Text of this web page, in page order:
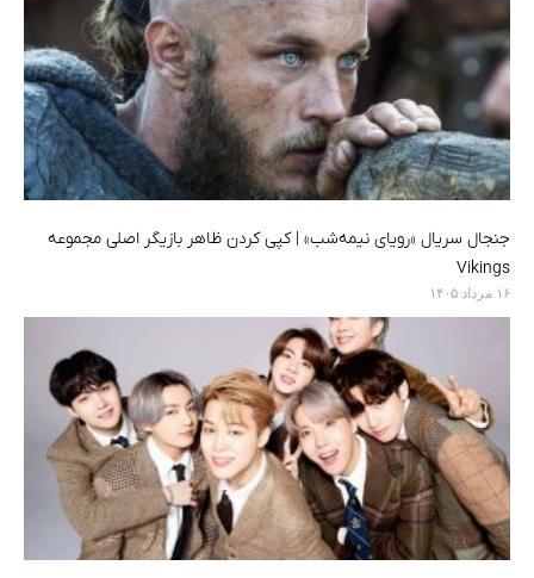
جنجال سریال «رویای نیمه‌شب» | کپی کردن ظاهر بازیگر اصلی مجموعه
Vikings
۱۶ مرداد ۱۴۰۵